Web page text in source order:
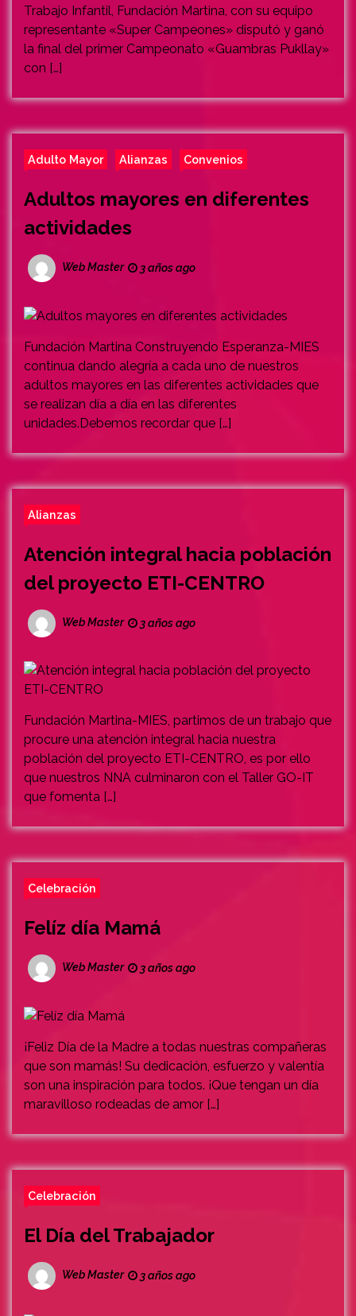
Trabajo Infantil, Fundación Martina, con su equipo
representante «Super Campeones» disputó y ganó
la final del primer Campeonato «Guambras Pukllay»
con […]
Adulto Mayor Alianzas Convenios
Adultos mayores en diferentes
actividades
Web Master 3 años ago
Fundación Martina Construyendo Esperanza-MIES
continua dando alegría a cada uno de nuestros
adultos mayores en las diferentes actividades que
se realizan día a día en las diferentes
unidades.Debemos recordar que […]
Alianzas
Atención integral hacia población
del proyecto ETI-CENTRO
Web Master 3 años ago
Fundación Martina-MIES, partimos de un trabajo que
procure una atención integral hacia nuestra
población del proyecto ETI-CENTRO, es por ello
que nuestros NNA culminaron con el Taller GO-IT
que fomenta […]
Celebración
Felíz día Mamá
Web Master 3 años ago
¡Feliz Día de la Madre a todas nuestras compañeras
que son mamás! Su dedicación, esfuerzo y valentía
son una inspiración para todos. ¡Que tengan un día
maravilloso rodeadas de amor […]
Celebración
El Día del Trabajador
Web Master 3 años ago